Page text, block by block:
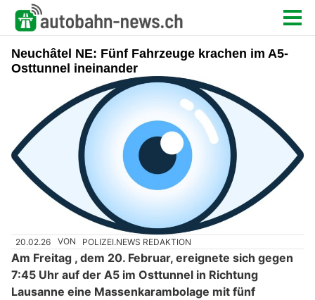
Neuchâtel NE: Fünf Fahrzeuge krachen im A5-
Osttunnel ineinander
20.02.26 VON POLIZEI.NEWS REDAKTION
Am Freitag , dem 20. Februar, ereignete sich gegen
7:45 Uhr auf der A5 im Osttunnel in Richtung
Lausanne eine Massenkarambolage mit fünf